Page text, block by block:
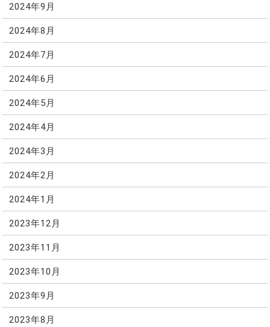
2024年9月
2024年8月
2024年7月
2024年6月
2024年5月
2024年4月
2024年3月
2024年2月
2024年1月
2023年12月
2023年11月
2023年10月
2023年9月
2023年8月